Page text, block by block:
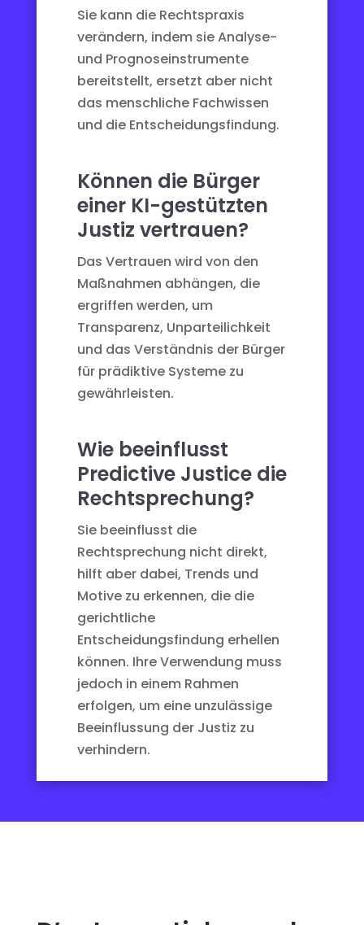
Sie kann die Rechtspraxis
verändern, indem sie Analyse-
und Prognoseinstrumente
bereitstellt, ersetzt aber nicht
das menschliche Fachwissen
und die Entscheidungsfindung.
Können die Bürger
einer KI-gestützten
Justiz vertrauen?
Das Vertrauen wird von den
Maßnahmen abhängen, die
ergriffen werden, um
Transparenz, Unparteilichkeit
und das Verständnis der Bürger
für prädiktive Systeme zu
gewährleisten.
Wie beeinflusst
Predictive Justice die
Rechtsprechung?
Sie beeinflusst die
Rechtsprechung nicht direkt,
hilft aber dabei, Trends und
Motive zu erkennen, die die
gerichtliche
Entscheidungsfindung erhellen
können. Ihre Verwendung muss
jedoch in einem Rahmen
erfolgen, um eine unzulässige
Beeinflussung der Justiz zu
verhindern.